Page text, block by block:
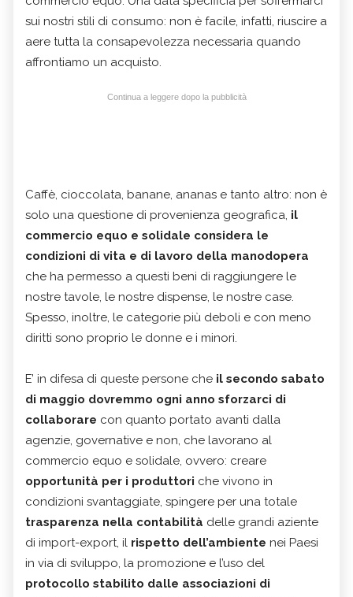
sui nostri stili di consumo: non è facile, infatti, riuscire a
aere tutta la consapevolezza necessaria quando
affrontiamo un acquisto.
Continua a leggere dopo la pubblicità
Caffè, cioccolata, banane, ananas e tanto altro: non è
solo una questione di provenienza geografica, il
commercio equo e solidale considera le
condizioni di vita e di lavoro della manodopera
che ha permesso a questi beni di raggiungere le
nostre tavole, le nostre dispense, le nostre case.
Spesso, inoltre, le categorie più deboli e con meno
diritti sono proprio le donne e i minori.
E’ in difesa di queste persone che il secondo sabato
di maggio dovremmo ogni anno sforzarci di
collaborare con quanto portato avanti dalla
agenzie, governative e non, che lavorano al
commercio equo e solidale, ovvero: creare
opportunità per i produttori che vivono in
condizioni svantaggiate, spingere per una totale
trasparenza nella contabilità delle grandi aziente
di import-export, il rispetto dell’ambiente nei Paesi
in via di sviluppo, la promozione e l’uso del
protocollo stabilito dalle associazioni di